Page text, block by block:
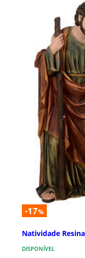
-17%
Natividade
DISPONÍVEL